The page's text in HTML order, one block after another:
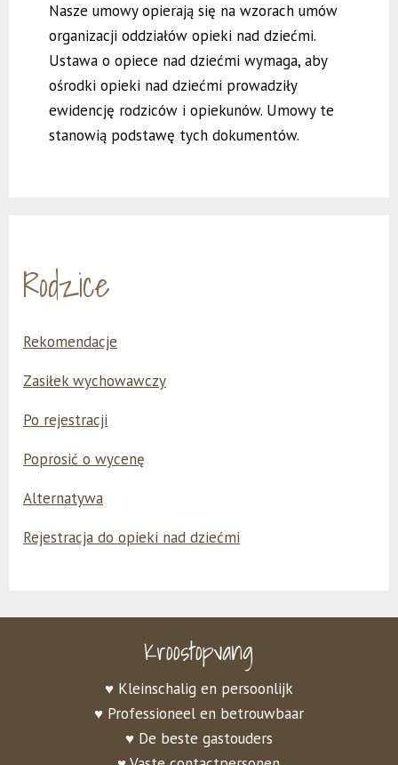
Nasze umowy opierają się na wzorach umów
organizacji oddziałów opieki nad dziećmi.
Ustawa o opiece nad dziećmi wymaga, aby
ośrodki opieki nad dziećmi prowadziły
ewidencję rodziców i opiekunów. Umowy te
stanowią podstawę tych dokumentów.
Rodzice
Rekomendacje
Zasiłek wychowawczy
Po rejestracji
Poprosić o wycenę
Alternatywa
Rejestracja do opieki nad dziećmi
Kroostopvang
♥ Kleinschalig en persoonlijk
♥ Professioneel en betrouwbaar
♥ De beste gastouders